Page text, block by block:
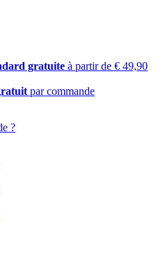
gratuite à partir de € 49,90
par commande
?